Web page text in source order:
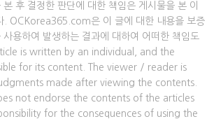
후 결정한 판단에 대한 책임은 게시물을 본 이
. OCKorea365.com은 이 글에 대한 내용을 보증
용하여 발생하는 결과에 대하여 어떠한 책임도
is written by an individual, and the
for its content. The viewer / reader is
made after viewing the contents.
not endorse the contents of the articles
for the consequences of using the